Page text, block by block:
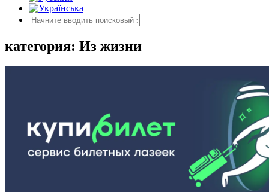
категория: Из жизни